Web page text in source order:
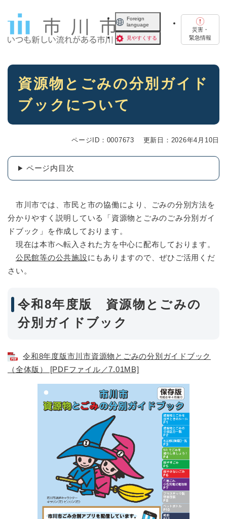
Foreign
language
見やすくする
災害・
緊急情報
本
資源物とごみの分別ガイド
ブックについて
ページID：0007673 更新日：2026年4月10日
ページ内目次
市川市では、市民と市の協働により、ごみの分別方法を
分かりやすく説明している「資源物とごみのごみ分別ガイ
ドブック」を作成しております。
現在は本市へ転入された方を中心に配布しております。
公民館等の公共施設にもありますので、ぜひご活用くだ
さい。
令和8年度版 資源物とごみの
分別ガイドブック
令和8年度版市川市資源物とごみの分別ガイドブック
（全体版） [PDFファイル／7.01MB]